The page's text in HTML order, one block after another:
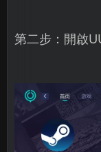
第二步：開啟